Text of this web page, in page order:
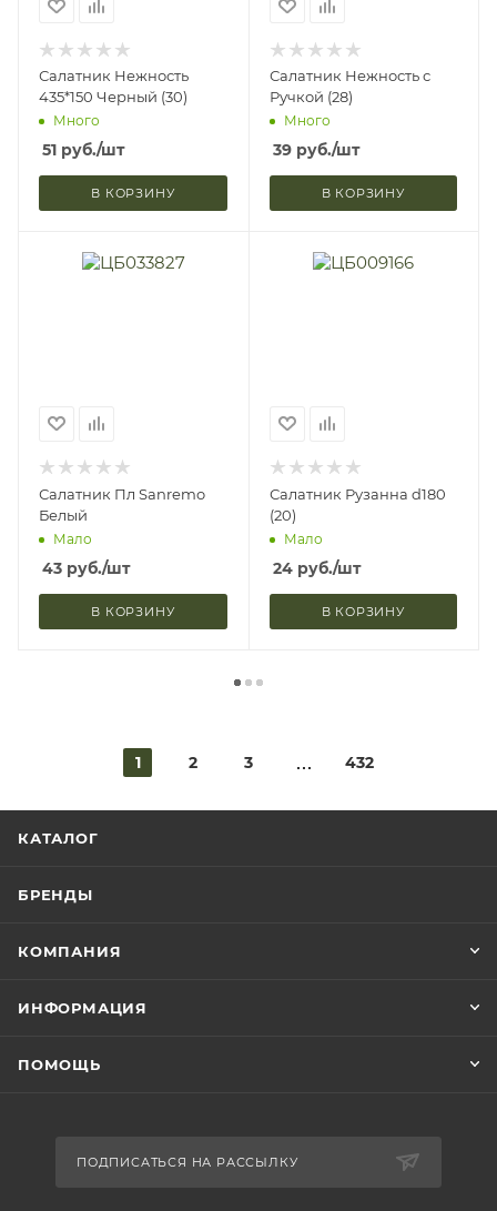
Салатник Нежность
435*150 Черный (30)
Много
51 руб./шт
В КОРЗИНУ
Салатник Нежность с
Ручкой (28)
Много
39руб./шт
В КОРЗИНУ
Салатник Пл Sanremo
Белый
Мало
43 руб./шт
В КОРЗИНУ
Салатник Рузанна d180
(20)
Мало
24руб./шт
В КОРЗИНУ
1 2 3 432
КАТАЛОГ
БРЕНДЫ
КОМПАНИЯ
ИНФОРМАЦИЯ
ПОМОЩЬ
ПОДПИСАТЬСЯ НА РАССЫЛКУ